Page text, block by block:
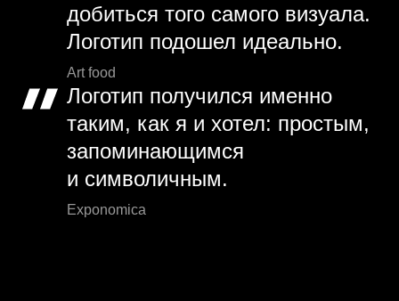
добиться того самого визуала.
Логотип подошел идеально.
Art food
Логотип получился именно
таким, как я и хотел: простым,
запоминающимся
и символичным.
Exponomica